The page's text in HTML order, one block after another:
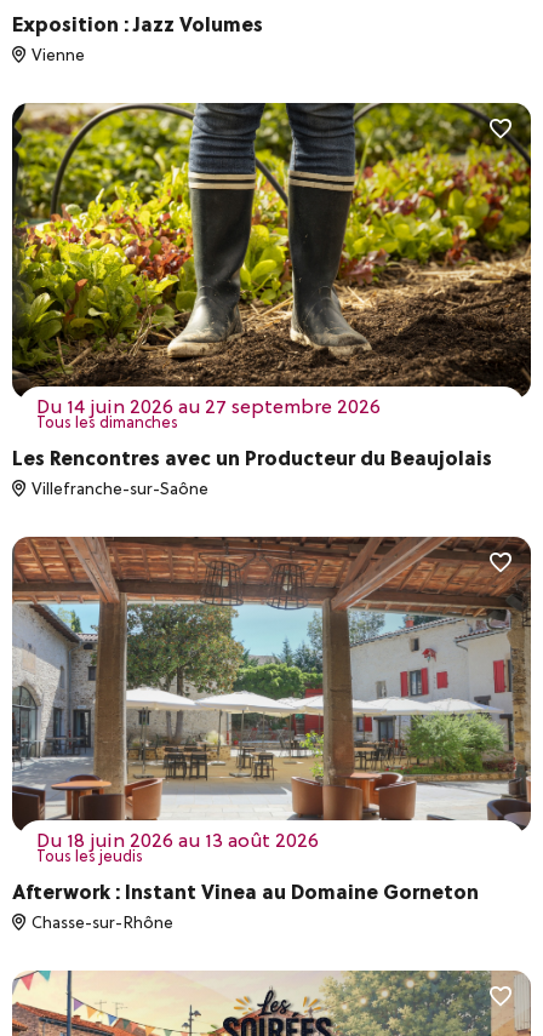
Exposition : Jazz Volumes
Vienne
Tous les dimanches
du 14 juin 2026 au 27 septembre 2026
Les Rencontres avec un Producteur du Beaujolais
Villefranche-sur-Saône
Tous les jeudis
du 18 juin 2026 au 13 août 2026
Afterwork : Instant Vinea au Domaine Gorneton
Chasse-sur-Rhône